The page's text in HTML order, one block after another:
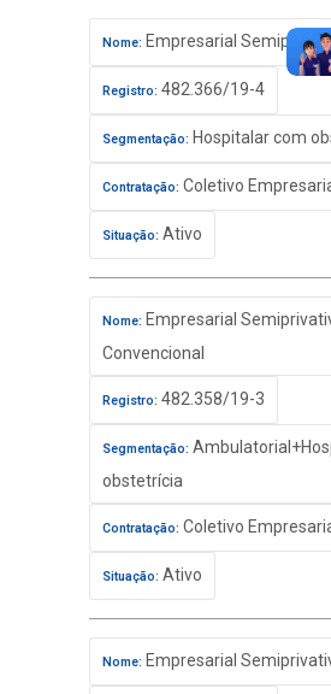
Nome: Empresarial
Registro: 482.366/19-4
Segmentação: Hospitalar com
Contratação: Coletivo
Situação: Ativo
Nome: Empresarial
Convencional
Registro: 482.358/19-3
Segmentação:
obstetrícia
Contratação: Coletivo
Situação: Ativo
Nome: Empresarial